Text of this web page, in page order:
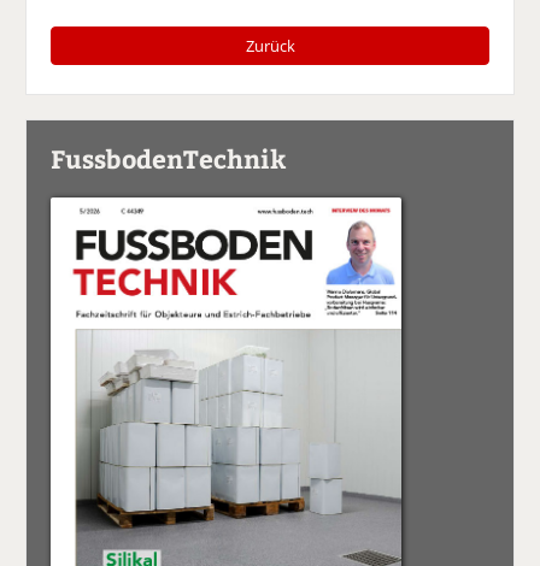
Zurück
FussbodenTechnik